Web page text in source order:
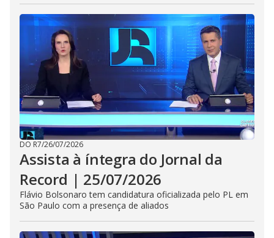
DO R7/26/07/2026
Assista à íntegra do Jornal da
Record | 25/07/2026
Flávio Bolsonaro tem candidatura oficializada pelo PL em
São Paulo com a presença de aliados